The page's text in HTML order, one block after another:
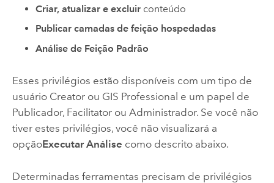
Criar, atualizar e excluir conteúdo
Publicar camadas de feição hospedadas
Análise de Feição Padrão
Esses privilégios estão disponíveis com um tipo de
usuário Creatorou GIS Professional e um papel de
Publicador, Facilitator ou Administrador. Se você não
tiver estes privilégios, você não visualizará a
opçãoExecutar Análise como descrito abaixo.
Determinadas ferramentas precisam de privilégios